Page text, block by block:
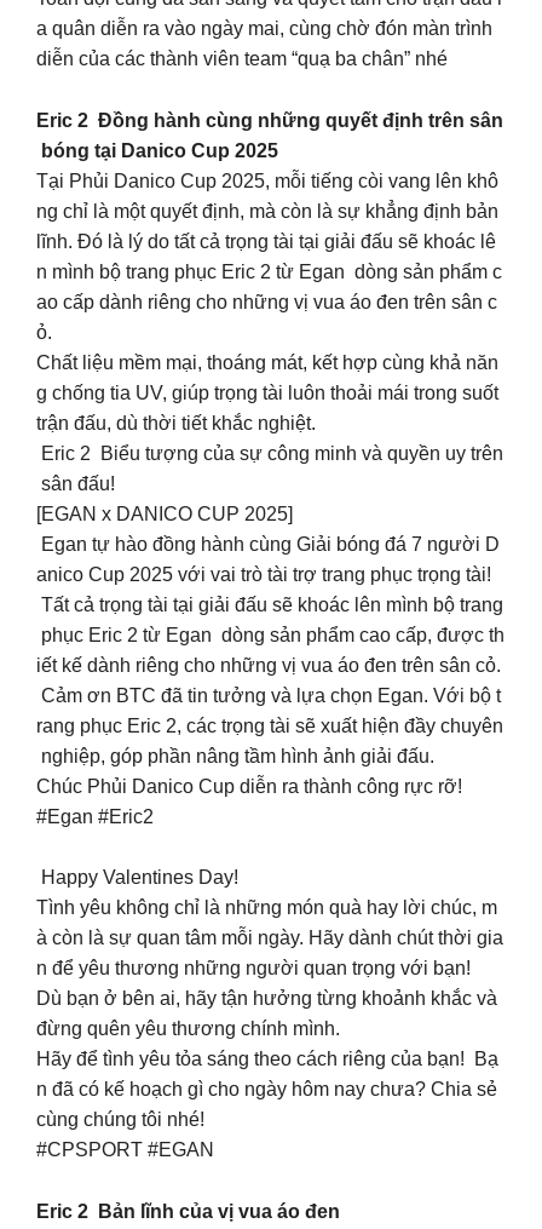
a quân diễn ra vào ngày mai, cùng chờ đón màn trình
diễn của các thành viên team “quạ ba chân” nhé
Eric 2 Đồng hành cùng những quyết định trên sân
bóng tại Danico Cup 2025
Tại Phủi Danico Cup 2025, mỗi tiếng còi vang lên khô
ng chỉ là một quyết định, mà còn là sự khẳng định bản
lĩnh. Đó là lý do tất cả trọng tài tại giải đấu sẽ khoác lê
n mình bộ trang phục Eric 2 từ Egan dòng sản phẩm c
ao cấp dành riêng cho những vị vua áo đen trên sân c
ỏ.
Chất liệu mềm mại, thoáng mát, kết hợp cùng khả năn
g chống tia UV, giúp trọng tài luôn thoải mái trong suốt
trận đấu, dù thời tiết khắc nghiệt.
Eric 2 Biểu tượng của sự công minh và quyền uy trên
sân đấu!
[EGAN x DANICO CUP 2025]
Egan tự hào đồng hành cùng Giải bóng đá 7 người D
anico Cup 2025 với vai trò tài trợ trang phục trọng tài!
Tất cả trọng tài tại giải đấu sẽ khoác lên mình bộ trang
phục Eric 2 từ Egan dòng sản phẩm cao cấp, được th
iết kế dành riêng cho những vị vua áo đen trên sân cỏ.
Cảm ơn BTC đã tin tưởng và lựa chọn Egan. Với bộ t
rang phục Eric 2, các trọng tài sẽ xuất hiện đầy chuyên
nghiệp, góp phần nâng tầm hình ảnh giải đấu.
Chúc Phủi Danico Cup diễn ra thành công rực rỡ!
#Egan #Eric2
Happy Valentines Day!
Tình yêu không chỉ là những món quà hay lời chúc, m
à còn là sự quan tâm mỗi ngày. Hãy dành chút thời gia
n để yêu thương những người quan trọng với bạn!
Dù bạn ở bên ai, hãy tận hưởng từng khoảnh khắc và
đừng quên yêu thương chính mình.
Hãy để tình yêu tỏa sáng theo cách riêng của bạn! Bạ
n đã có kế hoạch gì cho ngày hôm nay chưa? Chia sẻ
cùng chúng tôi nhé!
#CPSPORT #EGAN
Eric 2 Bản lĩnh của vị vua áo đen